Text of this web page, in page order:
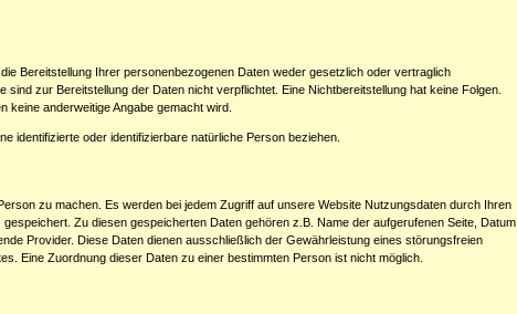
Bereitstellung Ihrer personenbezogenen Daten weder gesetzlich oder vertraglich
zur Bereitstellung der Daten nicht verpflichtet. Eine Nichtbereitstellung hat keine Folgen.
keine anderweitige Angabe gemacht wird.
identifizierte oder identifizierbare natürliche Person beziehen.
zu machen. Es werden bei jedem Zugriff auf unsere Website Nutzungsdaten durch Ihren
Zu diesen gespeicherten Daten gehören z.B. Name der aufgerufenen Seite, Datum
Provider. Diese Daten dienen ausschließlich der Gewährleistung eines störungsfreien
Eine Zuordnung dieser Daten zu einer bestimmten Person ist nicht möglich.